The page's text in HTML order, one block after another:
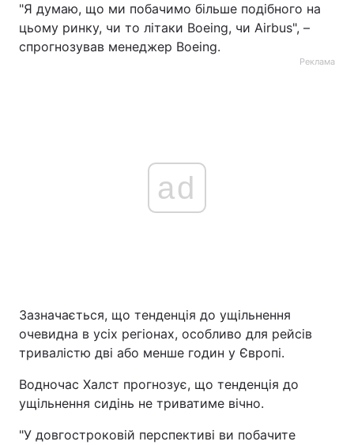
"Я думаю, що ми побачимо більше подібного на
цьому ринку, чи то літаки Boeing, чи Airbus", –
спрогнозував менеджер Boeing.
Реклама
ad
Зазначається, що тенденція до ущільнення
очевидна в усіх регіонах, особливо для рейсів
тривалістю дві або менше годин у Європі.
Водночас Халст прогнозує, що тенденція до
ущільнення сидінь не триватиме вічно.
"У довгостроковій перспективі ви побачите